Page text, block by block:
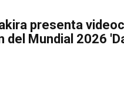
presenta
del Mundial 2026